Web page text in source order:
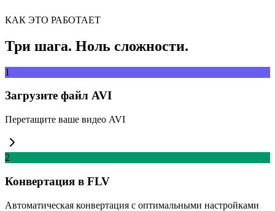
КАК ЭТО РАБОТАЕТ
Три шага. Ноль сложности.
1
Загрузите файл AVI
Перетащите ваше видео AVI
2
Конвертация в FLV
Автоматическая конвертация с оптимальными настройками